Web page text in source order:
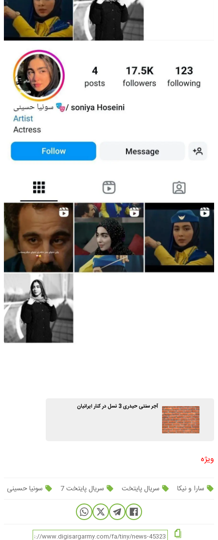
آجر سنتی حیدری 3 نسل در کنار ایرانیان
ویژه
سارا و نیکا سریال پایتخت سریال پایتخت 7 سونیا حسینی